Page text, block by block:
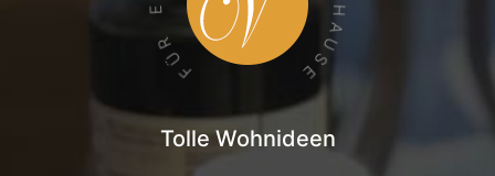
F
Ü
R
E H
A
U
S
E
Tolle Wohnideen